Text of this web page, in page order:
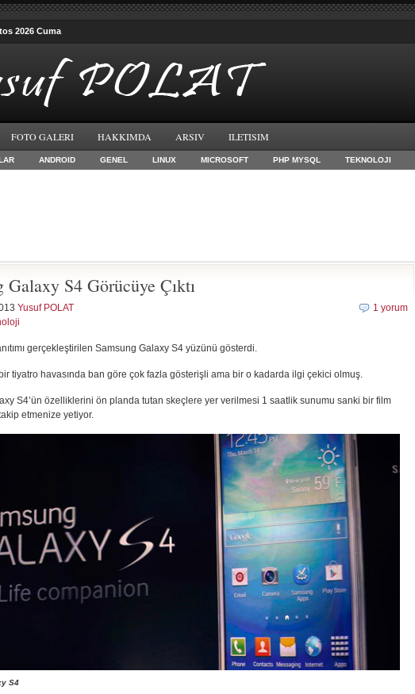
2026 Cuma
FOTO GALERI HAKKIMDA ARSIV ILETISIM
ANDROID GENEL LINUX MICROSOFT PHP MYSQL TEKNOLOJI
Galaxy S4 Görücüye Çıktı
Yusuf POLAT
1 yorum
gerçekleştirilen Samsung Galaxy S4 yüzünü gösterdi.
tiyatro havasında ban göre çok fazla gösterişli ama bir o kadarda ilgi çekici olmuş.
S4’ün özelliklerini ön planda tutan skeçlere yer verilmesi 1 saatlik sunumu sanki bir film
etmenize yetiyor.
S4